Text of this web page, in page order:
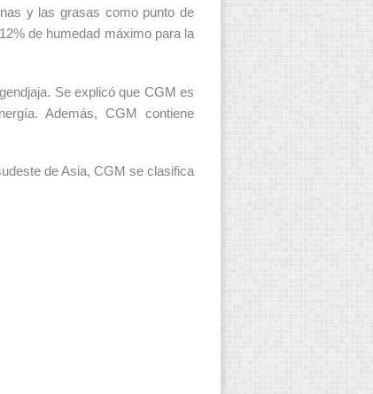
y las grasas como punto de
de humedad máximo para la
Se explicó que CGM es
Además, CGM contiene
de Asia, CGM se clasifica